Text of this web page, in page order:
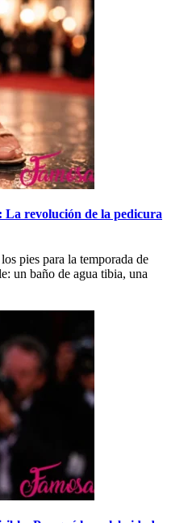
La revolución de la pedicura
pies para la temporada de
un baño de agua tibia, una